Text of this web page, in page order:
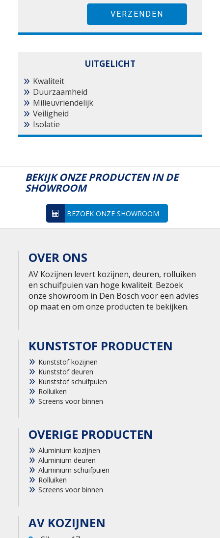
UITGELICHT
Kwaliteit
Duurzaamheid
Milieuvriendelijk
Veiligheid
Isolatie
BEKIJK ONZE PRODUCTEN IN DE
SHOWROOM
BEZOEK ONZE SHOWROOM
OVER ONS
AV Kozijnen levert kozijnen, deuren, rolluiken
en schuifpuien van hoge kwaliteit. Bezoek
onze showroom in Den Bosch voor een advies
op maat en om onze producten te bekijken.
KUNSTSTOF PRODUCTEN
Kunststof kozijnen
Kunststof deuren
Kunststof schuifpuien
Rolluiken
Screens voor binnen
OVERIGE PRODUCTEN
Aluminium kozijnen
Aluminium deuren
Aluminium schuifpuien
Rolluiken
Screens voor binnen
AV KOZIJNEN